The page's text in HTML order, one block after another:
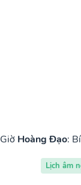
Giờ Hoàng Đạo:
Lịch âm